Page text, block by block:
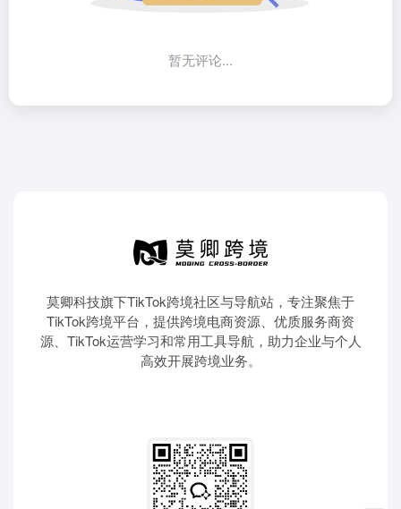
暂无评论...
莫卿科技旗下TikTok跨境社区与导航站，专注聚焦于
TikTok跨境平台，提供跨境电商资源、优质服务商资
源、TikTok运营学习和常用工具导航，助力企业与个人
高效开展跨境业务。